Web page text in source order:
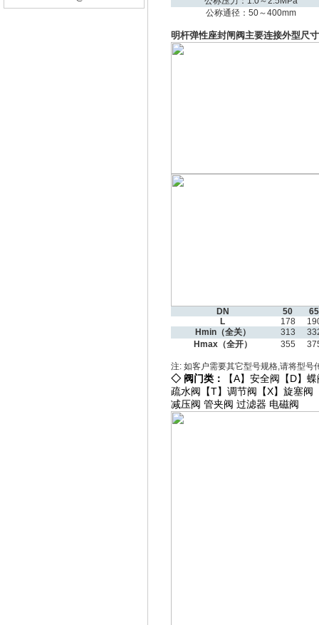
公称通径：50～400mm
明杆弹性座封闸阀主要连接外型尺
DN 50
65
L
178
Hmin（全关） 313
Hmax（全开） 355
注: 如客户需要其它型号规格,请将型号
◇ 阀门类： 【A】 安全阀 【D】 蝶
疏水阀 【T】 调节阀 【X】 旋塞阀
减压阀 管夹阀 过滤器 电磁阀